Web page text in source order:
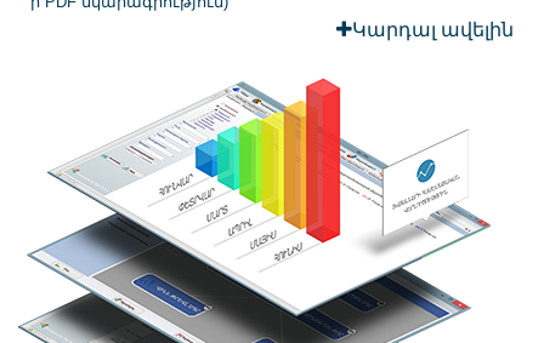
Կարդալ ավելին